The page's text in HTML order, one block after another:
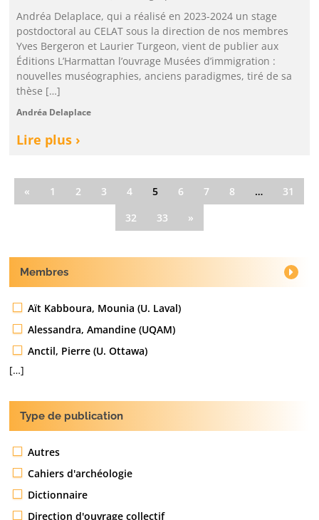
Andréa Delaplace, qui a réalisé en 2023-2024 un stage
postdoctoral au CELAT sous la direction de nos membres
Yves Bergeron et Laurier Turgeon, vient de publier aux
Éditions L’Harmattan l’ouvrage Musées d’immigration :
nouvelles muséographies, anciens paradigmes, tiré de sa
thèse […]
Andréa Delaplace
Lire plus ›
« 1 2 3 4 5 6 7 8 …
31
32
33 »
Membres
Aït Kabboura, Mounia (U. Laval)
Alessandra, Amandine (UQAM)
Anctil, Pierre (U. Ottawa)
[…]
Type de publication
Autres
Cahiers d'archéologie
Dictionnaire
Direction d'ouvrage collectif